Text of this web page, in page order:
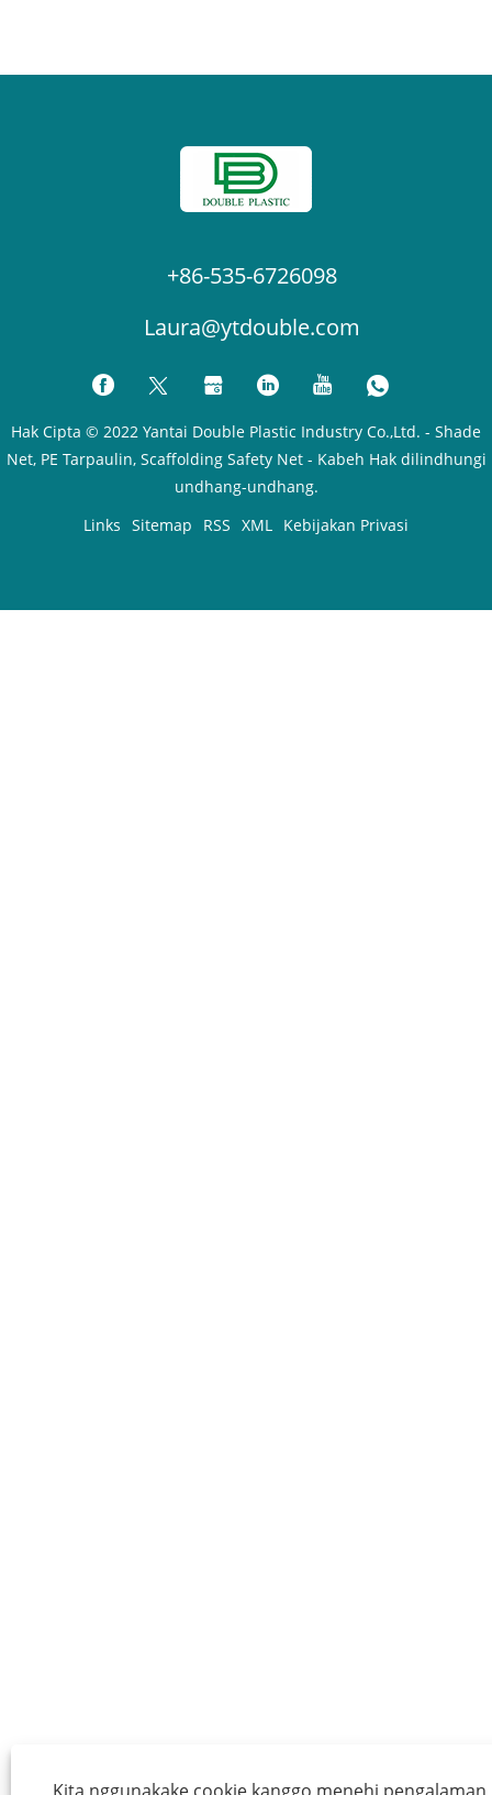
+86-535-6726098
Laura@ytdouble.com
Hak Cipta © 2022 Yantai Double Plastic Industry Co.,Ltd. - Shade
Net, PE Tarpaulin, Scaffolding Safety Net - Kabeh Hak dilindhungi
undhang-undhang.
Links Sitemap RSS XML Kebijakan Privasi